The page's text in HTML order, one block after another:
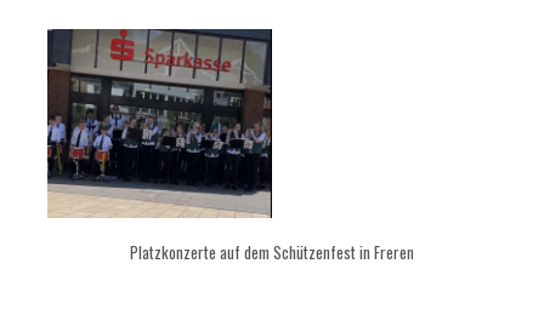
Platzkonzerte auf dem Schützenfest in Freren